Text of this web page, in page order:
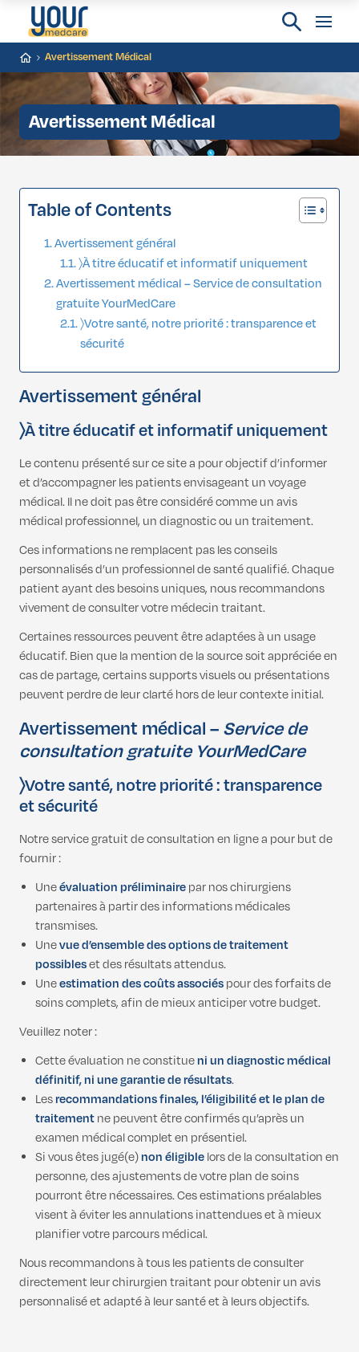
Avertissement Médical
Avertissement Médical
Table of Contents
Avertissement général
〉À titre éducatif et informatif uniquement
Avertissement médical – Service de consultation
gratuite YourMedCare
〉Votre santé, notre priorité : transparence et
sécurité
Avertissement général
〉À titre éducatif et informatif uniquement
Le contenu présenté sur ce site a pour objectif d’informer
et d’accompagner les patients envisageant un voyage
médical. Il ne doit pas être considéré comme un avis
médical professionnel, un diagnostic ou un traitement.
Ces informations ne remplacent pas les conseils
personnalisés d’un professionnel de santé qualifié. Chaque
patient ayant des besoins uniques, nous recommandons
vivement de consulter votre médecin traitant.
Certaines ressources peuvent être adaptées à un usage
éducatif. Bien que la mention de la source soit appréciée en
cas de partage, certains supports visuels ou présentations
peuvent perdre de leur clarté hors de leur contexte initial.
Avertissement médical –Service de
consultation gratuite YourMedCare
〉Votre santé, notre priorité : transparence
et sécurité
Notre service gratuit de consultation en ligne a pour but de
fournir :
Uneévaluation préliminairepar nos chirurgiens
partenaires à partir des informations médicales
transmises.
Unevue d’ensemble des options de traitement
possibleset des résultats attendus.
Uneestimation des coûts associéspour des forfaits de
soins complets, afin de mieux anticiper votre budget.
Veuillez noter :
Cette évaluation ne constitueni un diagnostic médical
définitif, ni une garantie de résultats.
Lesrecommandations finales, l’éligibilité et le plan de
traitementne peuvent être confirmés qu’après un
examen médical complet en présentiel.
Si vous êtes jugé(e)non éligiblelors de la consultation en
personne, des ajustements de votre plan de soins
pourront être nécessaires. Ces estimations préalables
visent à éviter les annulations inattendues et à mieux
planifier votre parcours médical.
Nous recommandons à tous les patients de consulter
directement leur chirurgien traitant pour obtenir un avis
personnalisé et adapté à leur santé et à leurs objectifs.